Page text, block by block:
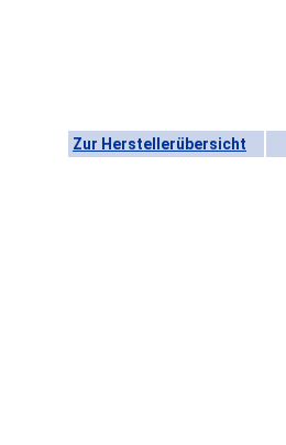
Zur Herstellerübersicht